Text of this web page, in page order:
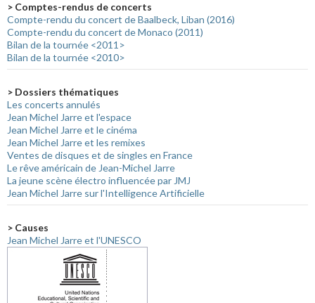
> Comptes-rendus de concerts
Compte-rendu du concert de Baalbeck, Liban (2016)
Compte-rendu du concert de Monaco (2011)
Bilan de la tournée <2011>
Bilan de la tournée <2010>
> Dossiers thématiques
Les concerts annulés
Jean Michel Jarre et l'espace
Jean Michel Jarre et le cinéma
Jean Michel Jarre et les remixes
Ventes de disques et de singles en France
Le rêve américain de Jean-Michel Jarre
La jeune scène électro influencée par JMJ
Jean Michel Jarre sur l'Intelligence Artificielle
> Causes
Jean Michel Jarre et l'UNESCO